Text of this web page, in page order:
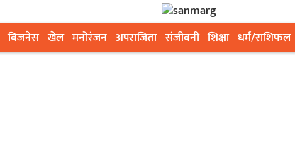
बिजनेस खेल मनोरंजन अपराजिता संजीवनी शिक्षा धर्म/राशिफल